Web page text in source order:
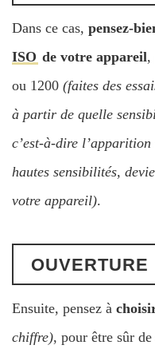
Dans ce cas, pensez-
ISO de votre appareil,
ou 1200 (faites des
à partir de quelle
c’est-à-dire
hautes sensibilités,
votre appareil).
OUVERTURE
Ensuite, pensez à
chiffre), pour être sûr